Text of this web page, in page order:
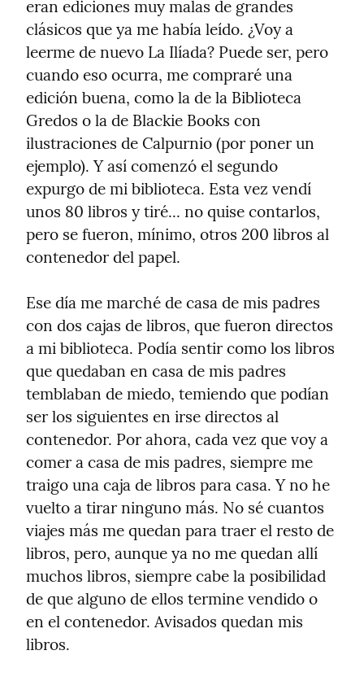
eran ediciones muy malas de grandes
clásicos que ya me había leído. ¿Voy a
leerme de nuevo La Ilíada? Puede ser, pero
cuando eso ocurra, me compraré una
edición buena, como la de la Biblioteca
Gredos o la de Blackie Books con
ilustraciones de Calpurnio (por poner un
ejemplo). Y así comenzó el segundo
expurgo de mi biblioteca. Esta vez vendí
unos 80 libros y tiré... no quise contarlos,
pero se fueron, mínimo, otros 200 libros al
contenedor del papel.
Ese día me marché de casa de mis padres
con dos cajas de libros, que fueron directos
a mi biblioteca. Podía sentir como los libros
que quedaban en casa de mis padres
temblaban de miedo, temiendo que podían
ser los siguientes en irse directos al
contenedor. Por ahora, cada vez que voy a
comer a casa de mis padres, siempre me
traigo una caja de libros para casa. Y no he
vuelto a tirar ninguno más. No sé cuantos
viajes más me quedan para traer el resto de
libros, pero, aunque ya no me quedan allí
muchos libros, siempre cabe la posibilidad
de que alguno de ellos termine vendido o
en el contenedor. Avisados quedan mis
libros.